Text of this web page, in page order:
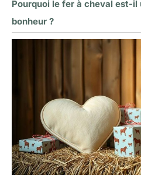
Pourquoi le fer à cheval est-il
bonheur ?